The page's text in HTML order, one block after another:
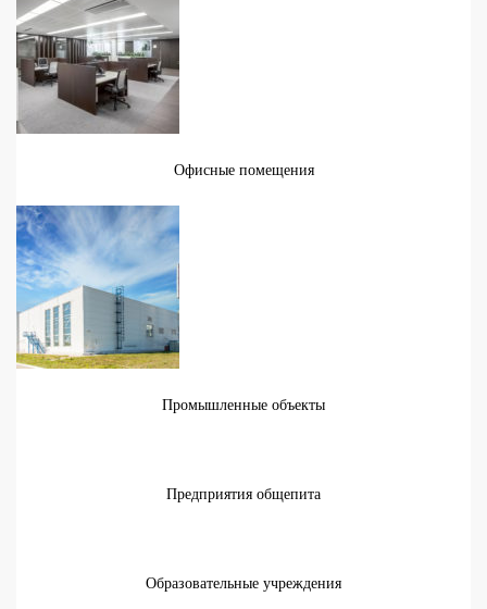
Офисные помещения
Промышленные объекты
Предприятия общепита
Образовательные учреждения